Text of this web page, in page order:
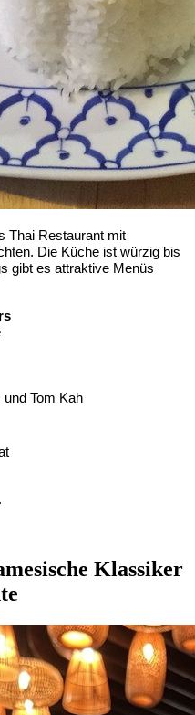
Thai Restaurant mit
Die Küche ist würzig bis
gibt es attraktive Menüs
und Tom Kah
Klassiker